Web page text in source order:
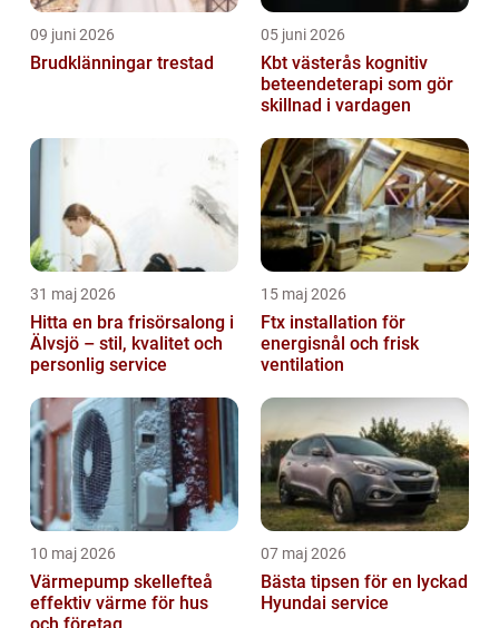
09 juni 2026
Brudklänningar trestad
05 juni 2026
Kbt västerås kognitiv
beteendeterapi som gör
skillnad i vardagen
31 maj 2026
Hitta en bra frisörsalong i
Älvsjö – stil, kvalitet och
personlig service
15 maj 2026
Ftx installation för
energisnål och frisk
ventilation
10 maj 2026
Värmepump skellefteå
effektiv värme för hus
07 maj 2026
Bästa tipsen för en lyckad
Hyundai service